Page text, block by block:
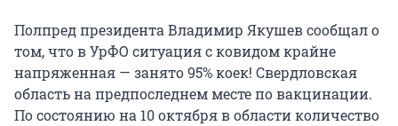
Полпред президента Владимир Якушев сообщал о
том, что в УрФО ситуация с ковидом крайне
напряженная — занято 95% коек! Свердловская
область на предпоследнем месте по вакцинации.
По состоянию на 10 октября в области количество